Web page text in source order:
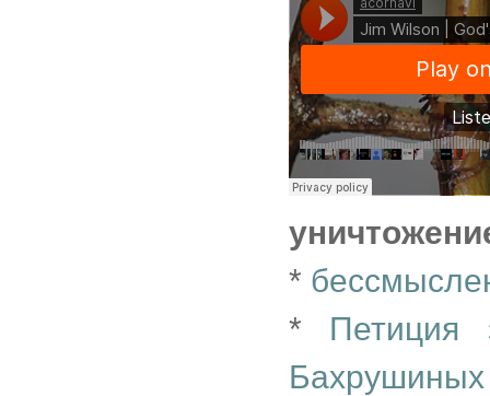
*
* Петиция
Бахрушиных